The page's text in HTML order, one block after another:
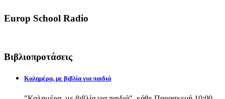
Europ School Radio
Βιβλιοπροτάσεις
Καλημέρα, με βιβλία για παιδιά